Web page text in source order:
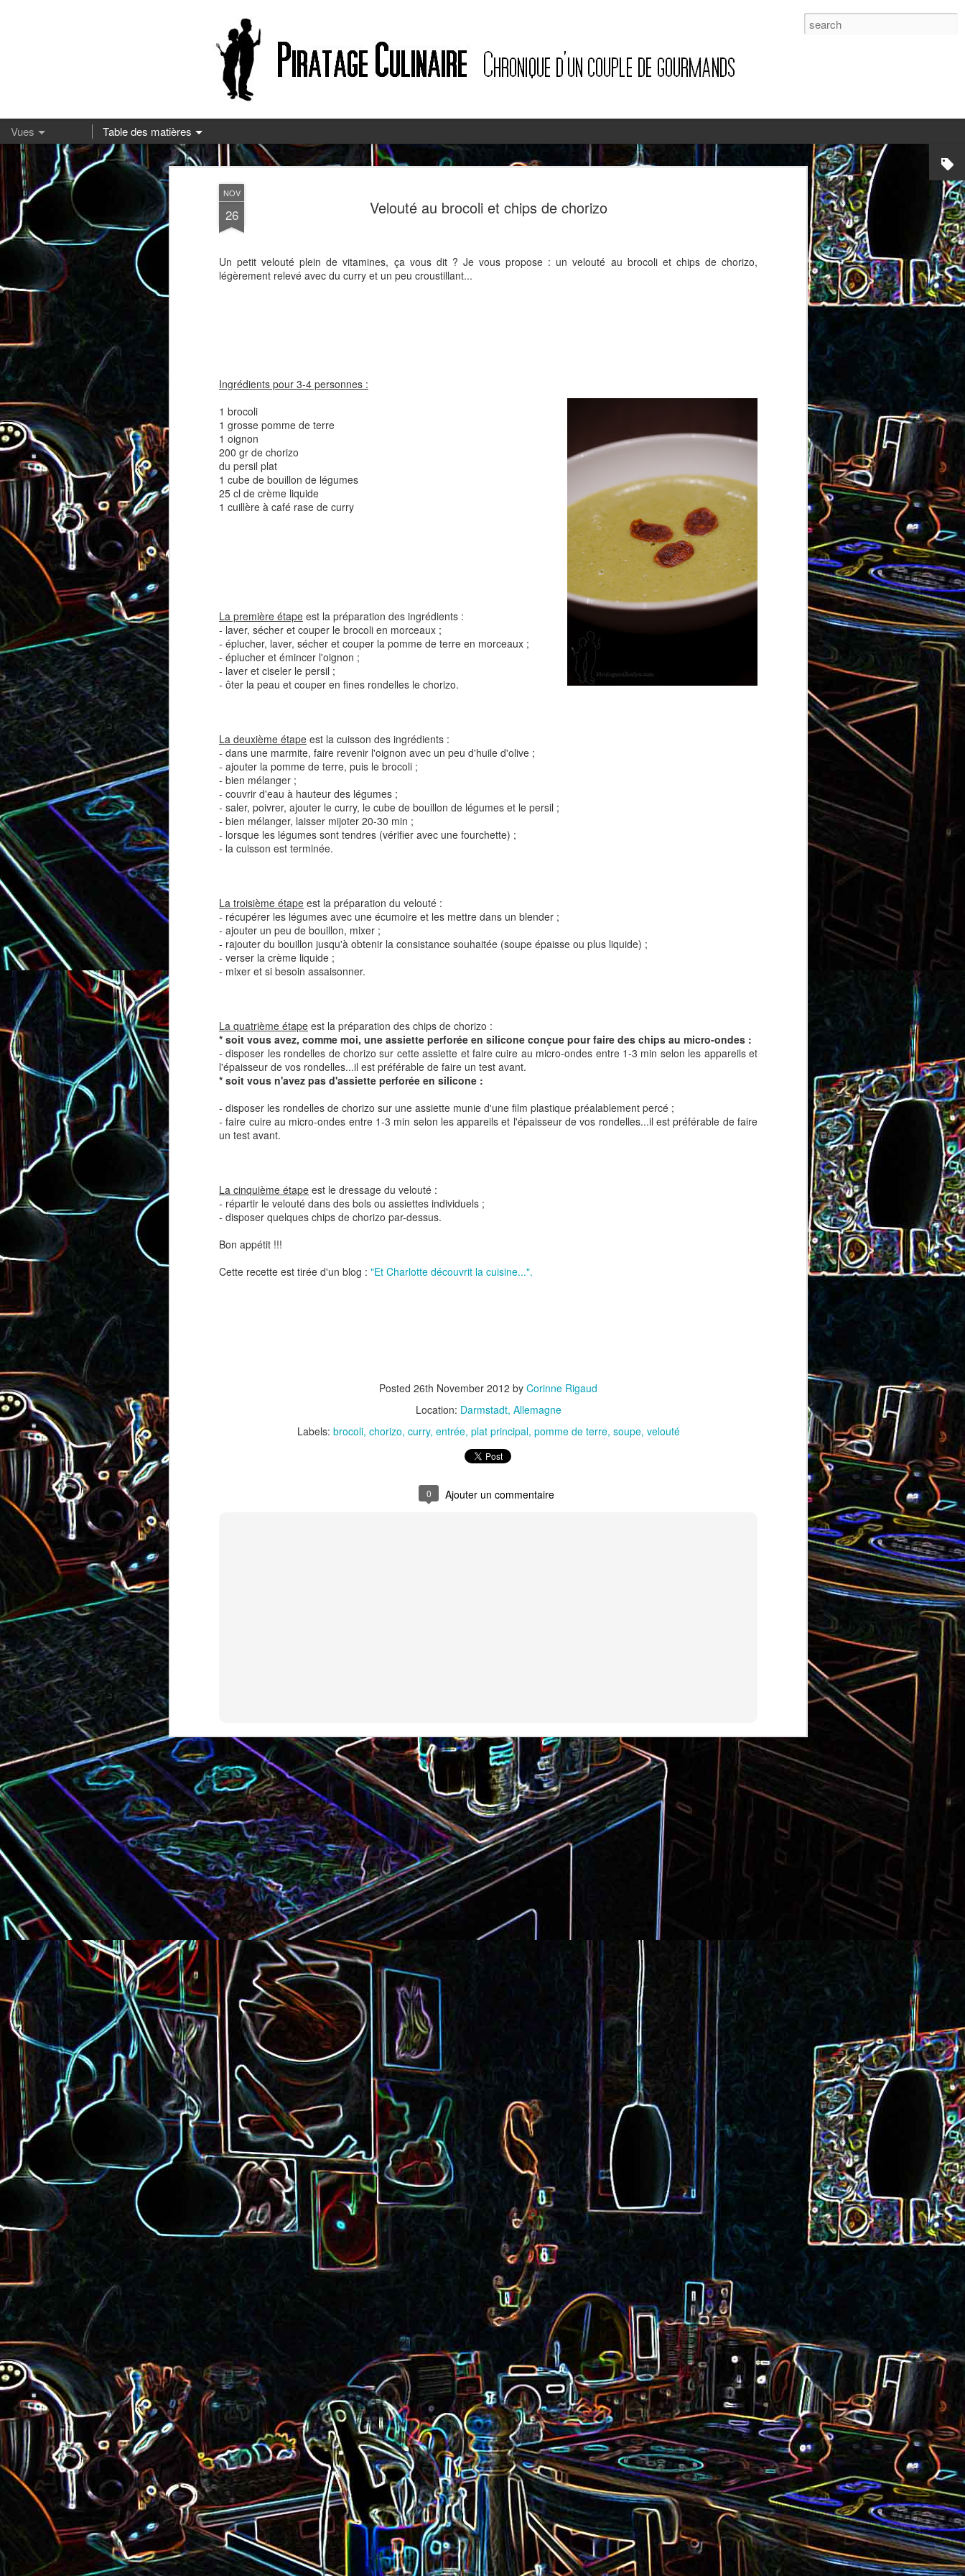
NOV
26 Velouté au brocoli et chips de chorizo
Un petit velouté plein de vitamines, ça vous dit ? Je vous propose : un velouté au brocoli et chips de chorizo,
légèrement relevé avec du curry et un peu croustillant...
Ingrédients pour 3-4 personnes :
1 brocoli
1 grosse pomme de terre
1 oignon
200 gr de chorizo
du persil plat
1 cube de bouillon de légumes
25 cl de crème liquide
1 cuillère à café rase de curry
La première étape est la préparation des ingrédients :
- laver, sécher et couper le brocoli en morceaux ;
- éplucher, laver, sécher et couper la pomme de terre en morceaux ;
- éplucher et émincer l'oignon ;
- laver et ciseler le persil ;
- ôter la peau et couper en fines rondelles le chorizo.
La deuxième étape est la cuisson des ingrédients :
- dans une marmite, faire revenir l'oignon avec un peu d'huile d'olive ;
- ajouter la pomme de terre, puis le brocoli ;
- bien mélanger ;
- couvrir d'eau à hauteur des légumes ;
- saler, poivrer, ajouter le curry, le cube de bouillon de légumes et le persil ;
- bien mélanger, laisser mijoter 20-30 min ;
- lorsque les légumes sont tendres (vérifier avec une fourchette) ;
- la cuisson est terminée.
La troisième étape est la préparation du velouté :
- récupérer les légumes avec une écumoire et les mettre dans un blender ;
- ajouter un peu de bouillon, mixer ;
- rajouter du bouillon jusqu'à obtenir la consistance souhaitée (soupe épaisse ou plus liquide) ;
- verser la crème liquide ;
- mixer et si besoin assaisonner.
La quatrième étape est la préparation des chips de chorizo :
* soit vous avez, comme moi, une assiette perforée en silicone conçue pour faire des chips au micro-ondes :
- disposer les rondelles de chorizo sur cette assiette et faire cuire au micro-ondes entre 1-3 min selon les appareils et
l'épaisseur de vos rondelles...il est préférable de faire un test avant.
* soit vous n'avez pas d'assiette perforée en silicone :
- disposer les rondelles de chorizo sur une assiette munie d'une film plastique préalablement percé ;
- faire cuire au micro-ondes entre 1-3 min selon les appareils et l'épaisseur de vos rondelles...il est préférable de faire
un test avant.
La cinquième étape est le dressage du velouté :
- répartir le velouté dans des bols ou assiettes individuels ;
- disposer quelques chips de chorizo par-dessus.
Bon appétit !!!
Cette recette est tirée d'un blog : "Et Charlotte découvrit la cuisine...".
Posted 26th November 2012 by Corinne Rigaud
Location: Darmstadt, Allemagne
Labels: brocoli chorizo curry entrée plat principal pomme de terre soupe velouté
0
Pizza à la mozzarella et à la
13
2
Pizza à la pancetta et à la
Cake à la rhubarbe Salade d'avocat, au Cake au chèvre et au jambon
serrano Canistrelli aux amandes et
aux noisettes
Tatin de tomates cerises à la
tapenade
2
Gnocchi au pesto de
pistaches
Brownie au chocolat recouvert
de marshmallows fondus Tapenade verte aux amandes
4
Quiche aux 3 fromages jambon blanc et aux olives Panna cotta au coulis de kiwi
Salade de lentilles au céleri
branche et à la carotte
Salade de radis, à l’orange et
à la coriandre
2
Bolognaise de lentilles et de
légumes et à la coriandre
Salade de concombre à la
menthe et aux graines de
Pizza au camembert, au sirop
d'érable et aux noix
Linguine au thon, aux câpres
Salade de vermicelles de riz,
aux crevettes et au
pamplemousse
Pizza au jambon Serrano et
aux câpres Quiche sans pâte au chorizo
et aux pommes de terre
Curry de brocoli et de carottes
Pizza aux pommes de terre et
aux tomates séchées
Croque-monsieur à la viande
des grisons, au Comté et aux
noix
Croque-madame aux
épinards et au gingembre Smoothie à l'orange et à la
mangue
Curry de pois chiches et de
2
Salade de thon aux câpres et
aux deux olives
Tarte amandine
Pizza à la choucroute, aux
lardons et au cumin Crème de poivron aux noix Cake au saucisson sec et aux Cookie géant aux pépites de
chocolat et au miel
Baguette à la raclette, à la
roquette et aux graines de
courge Smoothie aux kiwis et à la
mangue
Gâteau au chocolat et au Pizza aux rillettes et aux Noix de cajou caramélisées
au sésame
Tarte à la pralinoise et aux
noisettes
Colombo de crevettes au lait
de coco Tarte aux pommes, au miel et
aux amandes
Choux de Bruxelles au
chorizo et à la coriandre Quesadillas à la mexicaine
2